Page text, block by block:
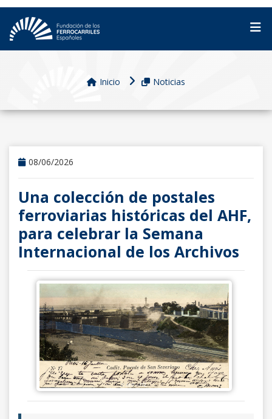
Inicio Noticias
08/06/2026
Una colección de postales
ferroviarias históricas del AHF,
para celebrar la Semana
Internacional de los Archivos